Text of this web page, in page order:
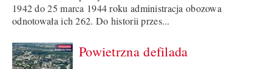
1942 do 25 marca 1944 roku administracja obozowa
odnotowała ich 262. Do historii przes...
Powietrzna defilada